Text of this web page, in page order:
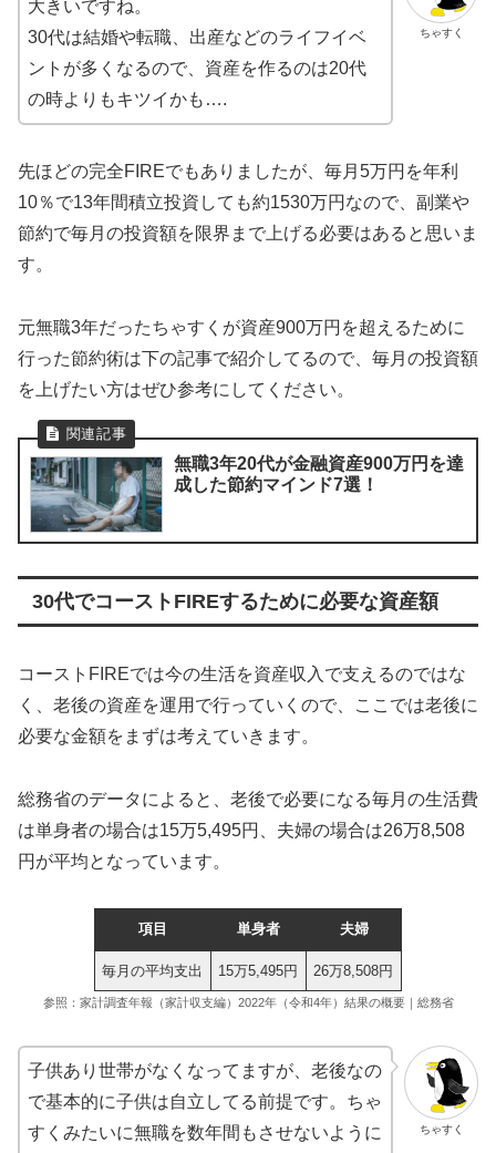
ちゃすく
大きいですね。
30代は結婚や転職、出産などのライフイベ
ントが多くなるので、資産を作るのは20代
の時よりもキツイかも….
先ほどの完全FIREでもありましたが、毎月5万円を年利
10％で13年間積立投資しても約1530万円なので、副業や
節約で毎月の投資額を限界まで上げる必要はあると思いま
す。
元無職3年だったちゃすくが資産900万円を超えるために
行った節約術は下の記事で紹介してるので、毎月の投資額
を上げたい方はぜひ参考にしてください。
無職3年20代が金融資産900万円を達
成した節約マインド7選！
30代でコーストFIREするために必要な資産額
コーストFIREでは今の生活を資産収入で支えるのではな
く、老後の資産を運用で行っていくので、ここでは老後に
必要な金額をまずは考えていきます。
総務省のデータによると、老後で必要になる毎月の生活費
は単身者の場合は15万5,495円、夫婦の場合は26万8,508
円が平均となっています。
項目 単身者 夫婦
毎月の平均支出 15万5,495円 26万8,508円
参照：家計調査年報（家計収支編）2022年（令和4年）結果の概要｜総務省
ちゃすく
子供あり世帯がなくなってますが、老後なの
で基本的に子供は自立してる前提です。ちゃ
すくみたいに無職を数年間もさせないように